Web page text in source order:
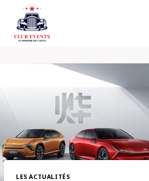
content
LES ACTUALITÉS